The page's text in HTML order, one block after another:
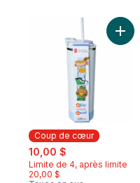
Coup de cœur
sale:
10,00 $
Limite de 4, après limite
20,00 $